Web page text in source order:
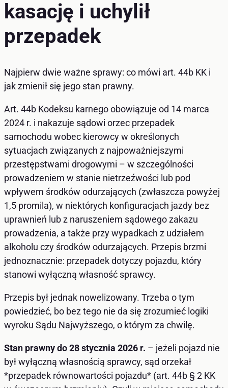
kasację i uchylił
przepadek
Najpierw dwie ważne sprawy: co mówi art. 44b KK i
jak zmienił się jego stan prawny.
Art. 44b Kodeksu karnego obowiązuje od 14 marca
2024 r. i nakazuje sądowi orzec przepadek
samochodu wobec kierowcy w określonych
sytuacjach związanych z najpoważniejszymi
przestępstwami drogowymi – w szczególności
prowadzeniem w stanie nietrzeźwości lub pod
wpływem środków odurzających (zwłaszcza powyżej
1,5 promila), w niektórych konfiguracjach jazdy bez
uprawnień lub z naruszeniem sądowego zakazu
prowadzenia, a także przy wypadkach z udziałem
alkoholu czy środków odurzających. Przepis brzmi
jednoznacznie: przepadek dotyczy pojazdu, który
stanowi wyłączną własność sprawcy.
Przepis był jednak nowelizowany. Trzeba o tym
powiedzieć, bo bez tego nie da się zrozumieć logiki
wyroku Sądu Najwyższego, o którym za chwilę.
Stan prawny do 28 stycznia 2026 r. – jeżeli pojazd nie
był wyłączną własnością sprawcy, sąd orzekał
*przepadek równowartości pojazdu* (art. 44b § 2 KK